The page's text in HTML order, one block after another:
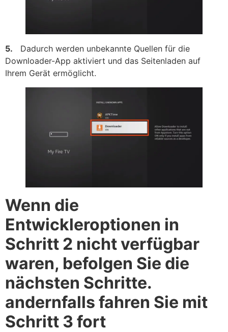
5. Dadurch werden unbekannte Quellen für die
Downloader-App aktiviert und das Seitenladen auf
Ihrem Gerät ermöglicht.
Wenn die
Entwickleroptionen in
Schritt 2 nicht verfügbar
waren, befolgen Sie die
nächsten Schritte.
andernfalls fahren Sie mit
Schritt 3 fort